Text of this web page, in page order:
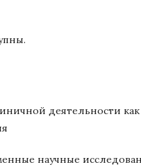
деятельности как
научные